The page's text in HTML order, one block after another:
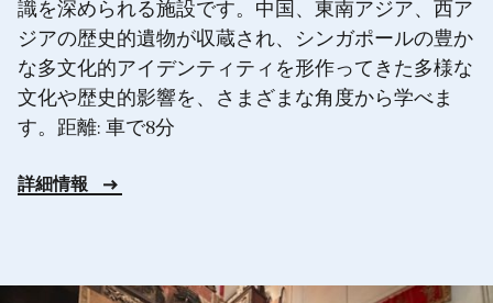
識を深められる施設です。中国、東南アジア、西ア
ジアの歴史的遺物が収蔵され、シンガポールの豊か
な多文化的アイデンティティを形作ってきた多様な
文化や歴史的影響を、さまざまな角度から学べま
す。距離: 車で8分
詳細情報